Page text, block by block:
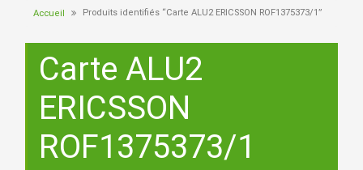
Accueil Produits identifiés “Carte ALU2 ERICSSON ROF1375373/1”
Carte ALU2
ERICSSON
ROF1375373/1